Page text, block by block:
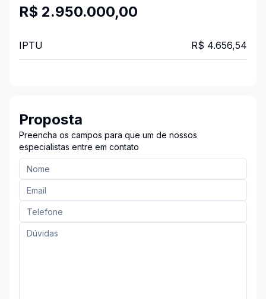
R$ 2.950.000,00
IPTU R$ 4.656,54
Proposta
Preencha os campos para que um de nossos
especialistas entre em contato